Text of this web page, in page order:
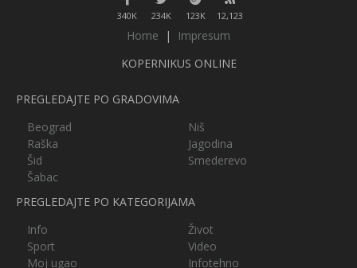
340K 234K 123K 12,123
Home |
Impresum
KOPERNIKUS ONLINE
PREGLEDAJTE PO GRADOVIMA
Beograd
Niš
Raška
Jagodina
Šid
Smederevo
Šabac
PREGLEDAJTE PO KATEGORIJAMA
Info
Život
Sport
Video
Moj ugao
Infotehno